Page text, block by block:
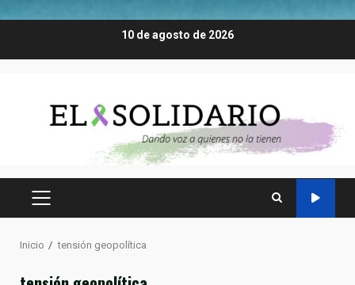
10 de agosto de 2026
MENÚ
Inicio tensión geopolítica